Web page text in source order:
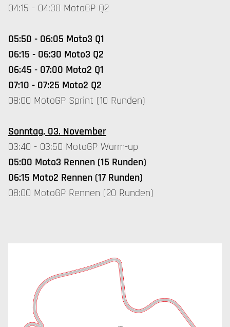
04:15 - 04:30 MotoGP Q2
05:50 - 06:05 Moto3 Q1
06:15 - 06:30 Moto3 Q2
06:45 - 07:00 Moto2 Q1
07:10 - 07:25 Moto2 Q2
08:00 MotoGP Sprint (10 Runden)
Sonntag, 03. November
03:40 - 03:50 MotoGP Warm-up
05:00 Moto3 Rennen (15 Runden)
06:15 Moto2 Rennen (17 Runden)
08:00 MotoGP Rennen (20 Runden)